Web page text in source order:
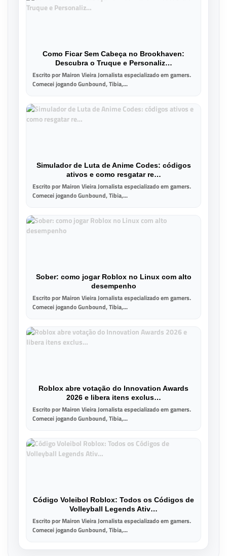
Como Ficar Sem Cabeça no Brookhaven:
Descubra o Truque e Personaliz…
Escrito por Mairon Vieira Jornalista especializado em gamers.
Comecei jogando Gunbound, Tibia,...
Simulador de Luta de Anime Codes: códigos
ativos e como resgatar re…
Escrito por Mairon Vieira Jornalista especializado em gamers.
Comecei jogando Gunbound, Tibia,...
Sober: como jogar Roblox no Linux com alto
desempenho
Escrito por Mairon Vieira Jornalista especializado em gamers.
Comecei jogando Gunbound, Tibia,...
Roblox abre votação do Innovation Awards
2026 e libera itens exclus…
Escrito por Mairon Vieira Jornalista especializado em gamers.
Comecei jogando Gunbound, Tibia,...
Código Voleibol Roblox: Todos os Códigos de
Volleyball Legends Ativ…
Escrito por Mairon Vieira Jornalista especializado em gamers.
Comecei jogando Gunbound, Tibia,...